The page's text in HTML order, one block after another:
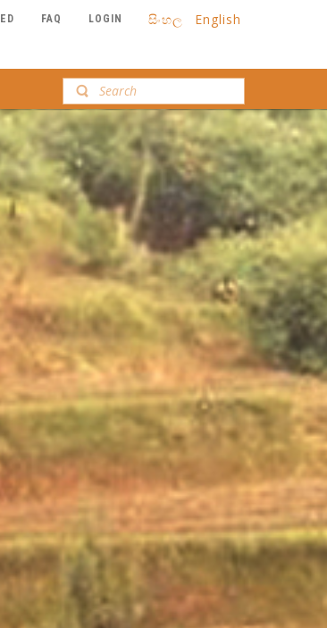
සිංහල English
FAQ LOGIN